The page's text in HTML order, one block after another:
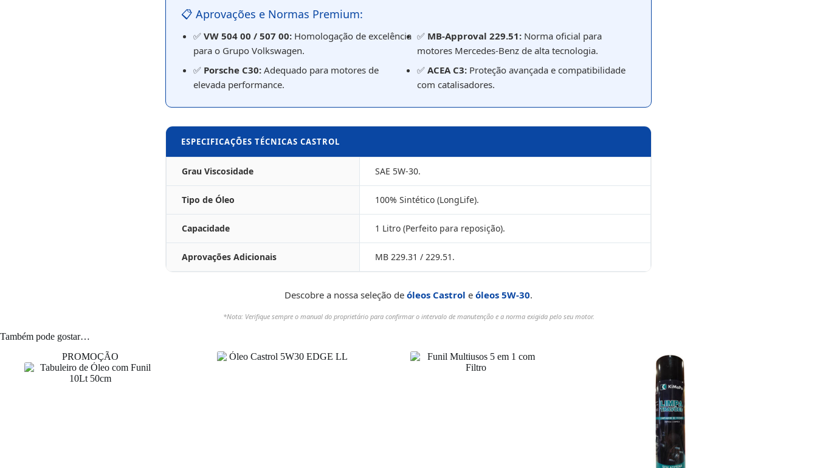
📋 Aprovações e Normas Premium:
✅ VW 504 00 / 507 00: Homologação de excelência
para o Grupo Volkswagen.
✅ MB-Approval 229.51: Norma oficial para
motores Mercedes-Benz de alta tecnologia.
✅ Porsche C30: Adequado para motores de
elevada performance.
✅ ACEA C3: Proteção avançada e compatibilidade
com catalisadores.
ESPECIFICAÇÕES TÉCNICAS CASTROL
Grau Viscosidade SAE 5W-30.
Tipo de Óleo 100% Sintético (LongLife).
Capacidade 1 Litro (Perfeito para reposição).
Aprovações Adicionais MB 229.31 / 229.51.
Descobre a nossa seleção de óleos Castrol e óleos 5W-30.
*Nota: Verifique sempre o manual do proprietário para confirmar o intervalo de manutenção e a norma exigida pelo seu motor.
Também pode gostar…
PROMOÇÃO